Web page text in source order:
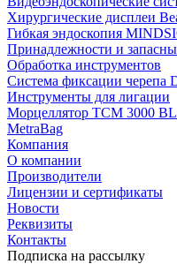
Хирургические дисплеи
Гибкая эндоскопия
Принадлежности и
Обработка инструментов
Система фиксации черепа
Инструменты для лигации
Морцеллятор ТСМ 3000 BL
MetraBag
Компания
О компании
Производители
Лицензии и сертификаты
Новости
Реквизиты
Контакты
Подписка на рассылку